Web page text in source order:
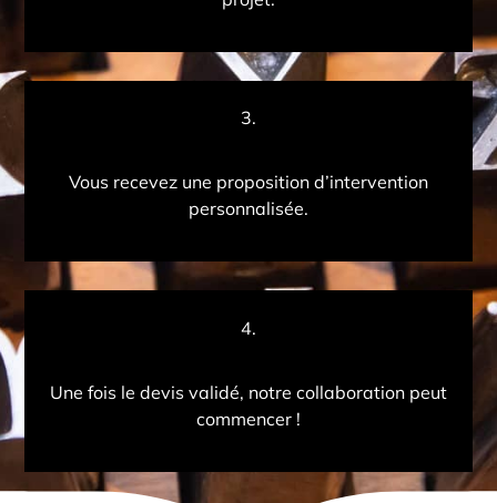
3.
Vous recevez une proposition d’intervention
personnalisée.
4.
Une fois le devis validé, notre collaboration peut
commencer !